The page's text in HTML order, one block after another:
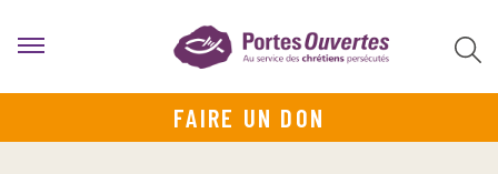
FAIRE UN DON